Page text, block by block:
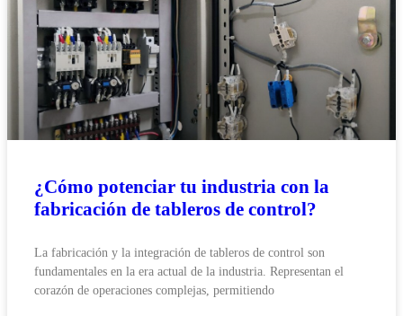
¿Cómo potenciar tu industria con la
fabricación de tableros de control?
La fabricación y la integración de tableros de control son
fundamentales en la era actual de la industria. Representan el
corazón de operaciones complejas, permitiendo